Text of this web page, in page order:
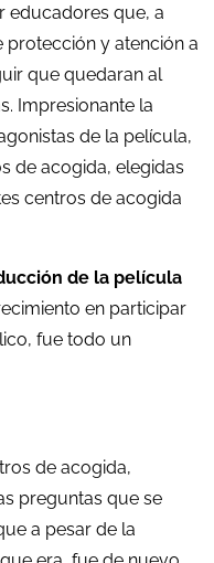
educadores que, a
protección y atención a
que quedaran al
Impresionante la
de la película,
de acogida, elegidas
centros de acogida
de la película
en participar
fue todo un
de acogida,
preguntas que se
a pesar de la